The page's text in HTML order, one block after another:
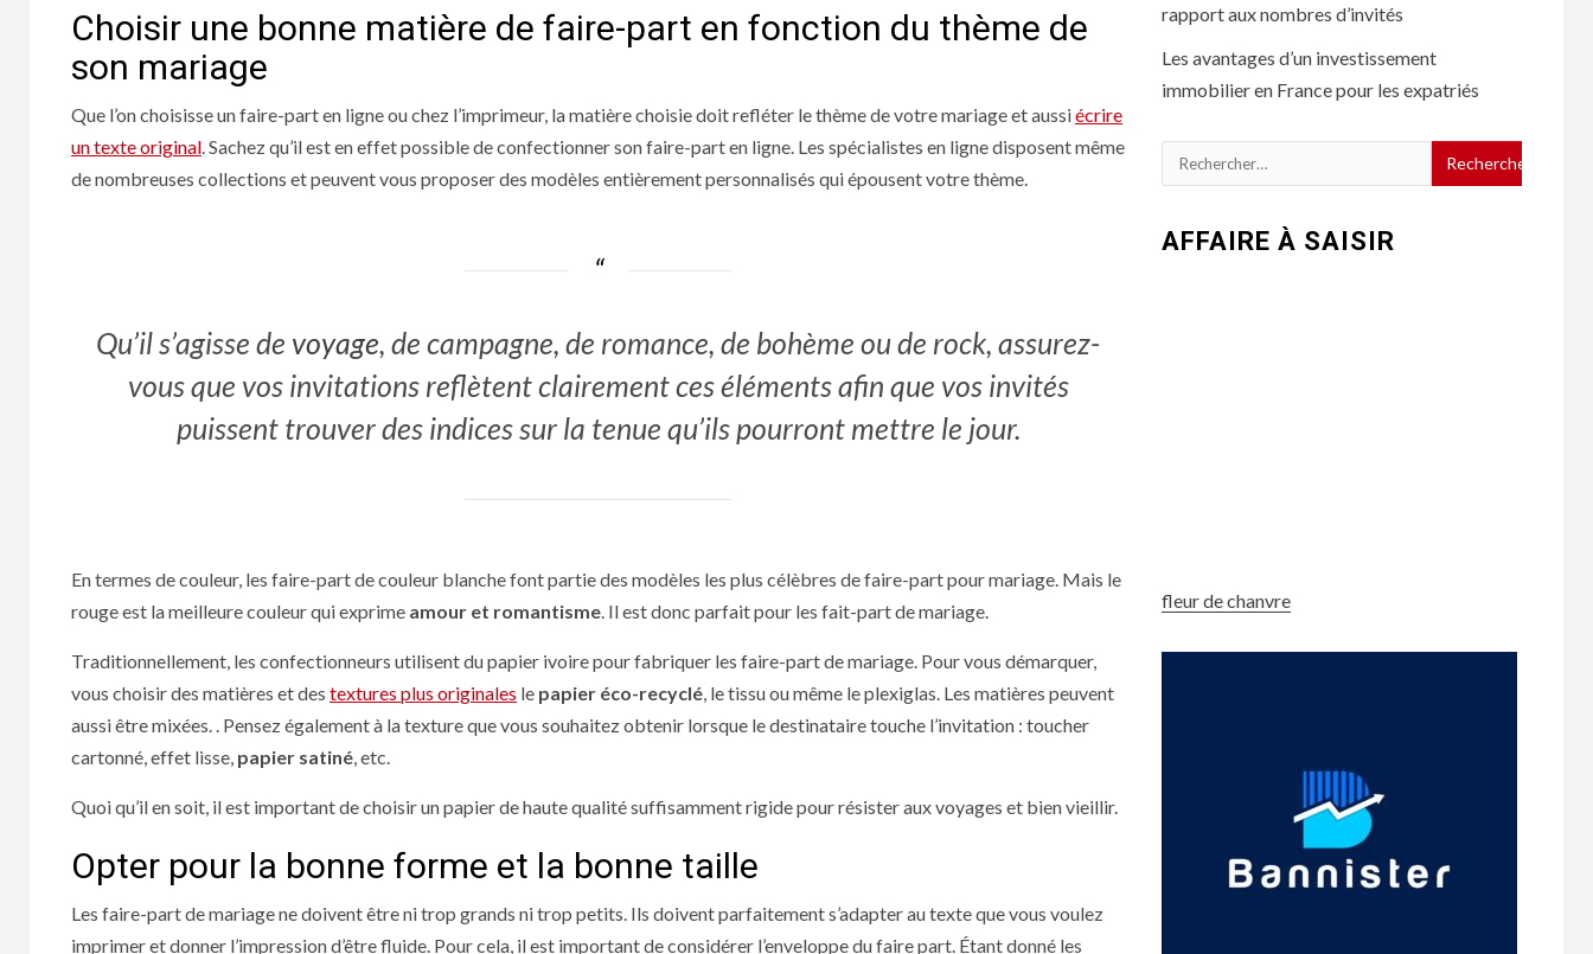
Choisir une bonne matière de faire-part en fonction du thème de
son mariage
Que l’on choisisseun faire-part en ligneou chez l’imprimeur, la matière choisie doit refléter le thème de votre mariage et aussiécrire
un texte original . Sachez qu’il est en effet possible de confectionner son faire-part en ligne. Les spécialistes en ligne disposent même
de nombreuses collections et peuvent vous proposer des modèles entièrement personnalisés qui épousent votre thème.
Qu’il s’agisse de voyage, de campagne, de romance, de bohème ou de rock, assurez-
vous que vos invitations reflètent clairement ces éléments afin que vos invités
puissent trouver des indices sur la tenue qu’ils pourront mettre le jour.
En termes de couleur, les faire-part de couleur blanche font partie des modèles les plus célèbres de faire-part pour mariage. Mais le
rouge est la meilleure couleur qui exprime amour et romantisme. Il est donc parfait pour les fait-part de mariage.
Traditionnellement, les confectionneurs utilisent du papier ivoire pour fabriquer les faire-part de mariage. Pour vous démarquer,
vous choisir des matières et des textures plus originales le papier éco-recyclé, le tissu ou même le plexiglas. Les matières peuvent
aussi être mixées. . Pensez également à la texture que vous souhaitez obtenir lorsque le destinataire touche l’invitation : toucher
cartonné, effet lisse, papier satiné, etc.
Quoi qu’il en soit, il est important de choisir un papier de haute qualité suffisamment rigide pour résister aux voyages et bien vieillir.
Opter pour la bonne forme et la bonne taille
Les faire-part de mariage ne doivent être ni trop grands ni trop petits. Ils doivent parfaitement s’adapter au texte que vous voulez
imprimer et donner l’impression d’être fluide. Pour cela, il est important de considérer l’enveloppe du faire part. Étant donné les
rapport aux nombres d’invités
Les avantages d’un investissement
immobilier en France pour les expatriés
Rechercher :
AFFAIRE À SAISIR
fleur de chanvre